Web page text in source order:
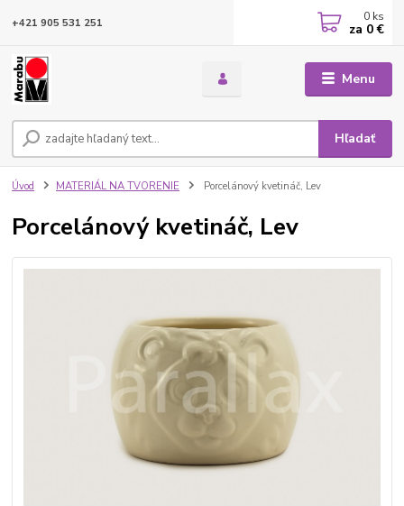
Menu
Hľadať
+421 905 531 251 0 ks
za 0 €
Úvod MATERIÁL NA TVORENIE Porcelánový kvetináč, Lev
Porcelánový kvetináč, Lev